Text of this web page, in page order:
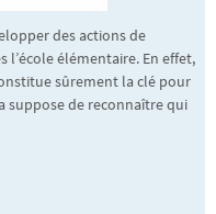
des actions de
l’école élémentaire. En effet,
sûrement la clé pour
suppose de reconnaître qui